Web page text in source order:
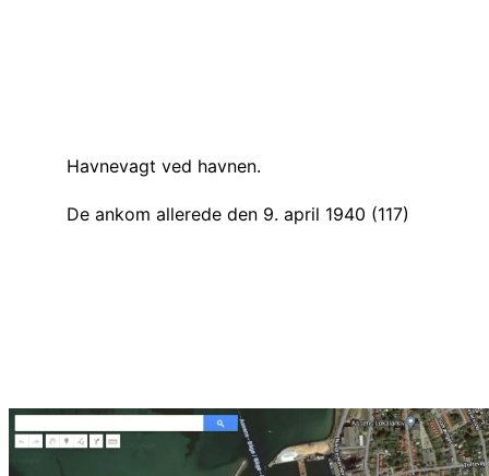
Havnevagt ved havnen.
De ankom allerede den 9. april 1940 (117)